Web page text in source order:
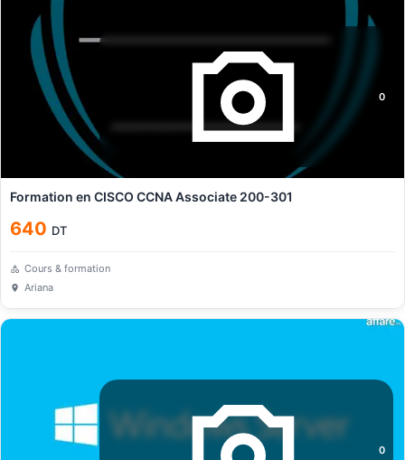
0
Formation en CISCO CCNA Associate 200-301
640 DT
Cours & formation
Ariana
0